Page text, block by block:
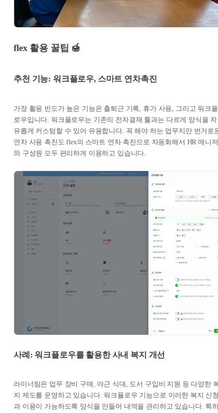
flex 활용 꿀팁 🍯
추천 기능: 워크플로우, 스마트 연차촉진
가장 활용 빈도가 높은 기능은 출퇴근 기록, 휴가 사용, 그리고 워크플
로우입니다. 워크플로우는 기존의 전자결재 툴과는 다르게 양식을 자
유롭게 커스텀할 수 있어 유용합니다. 꼭 해야 하는 업무지만 번거로
연차 사용 촉진도 flex의 스마트 연차 촉진으로 자동화해서 HR 매니저
와 구성원 모두 편리하게 이용하고 있습니다.
사례: 워크플로우를 활용한 사내 복지 개선
라이너팀은 업무 장비 구매, 야근 식대, 도서 구입비 지원 등 다양한
지 제도를 운영하고 있습니다. 워크플로우 기능으로 이러한 복지 신
과 이용이 가능하도록 양식을 만들어 내역을 관리하고 있습니다. 특